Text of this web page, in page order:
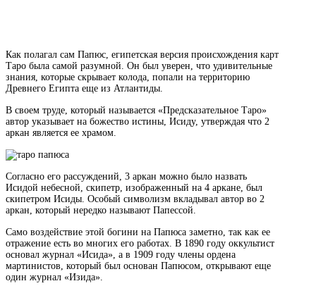
Как полагал сам Папюс, египетская версия происхождения карт
Таро была самой разумной. Он был уверен, что удивительные
знания, которые скрывает колода, попали на территорию
Древнего Египта еще из Атлантиды.
В своем труде, который называется «Предсказательное Таро»
автор указывает на божество истины, Исиду, утверждая что 2
аркан является ее храмом.
Согласно его рассуждений, 3 аркан можно было назвать
Исидой небесной, скипетр, изображенный на 4 аркане, был
скипетром Исиды. Особый символизм вкладывал автор во 2
аркан, который нередко называют Папессой.
Само воздействие этой богини на Папюса заметно, так как ее
отражение есть во многих его работах. В 1890 году оккультист
основал журнал «Исида», а в 1909 году члены ордена
мартинистов, который был основан Папюсом, открывают еще
один журнал «Изида».